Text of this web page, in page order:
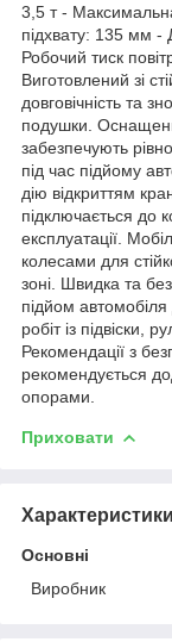
3,5 т -
підхвату: 135 мм -
Робочий тиск
Виготовлений зі
довговічність та
подушки.
забезпечують
під час підйому
дію відкриттям
підключається до
експлуатації.
колесами для
зоні. Швидка та
підйом
робіт із підвіски,
Рекомендації з
рекомендується
опорами.
Приховати
Характеристики
Основні
Виробник